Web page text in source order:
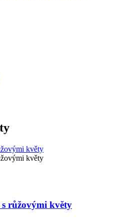
s růžovými květy